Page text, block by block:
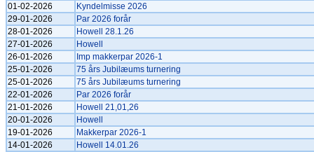
01-02-2026
Kyndelmisse 2026
29-01-2026
Par 2026 forår
28-01-2026
Howell 28.1.26
27-01-2026
Howell
26-01-2026
Imp makkerpar 2026-1
25-01-2026
75 års Jubilæums turnering
25-01-2026
75 års Jubilæums turnering
22-01-2026
Par 2026 forår
21-01-2026
Howell 21,01,26
20-01-2026
Howell
19-01-2026
Makkerpar 2026-1
14-01-2026
Howell 14.01.26